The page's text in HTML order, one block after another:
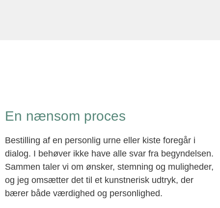
En nænsom proces
Bestilling af en personlig urne eller kiste foregår i
dialog. I behøver ikke have alle svar fra begyndelsen.
Sammen taler vi om ønsker, stemning og muligheder,
og jeg omsætter det til et kunstnerisk udtryk, der
bærer både værdighed og personlighed.